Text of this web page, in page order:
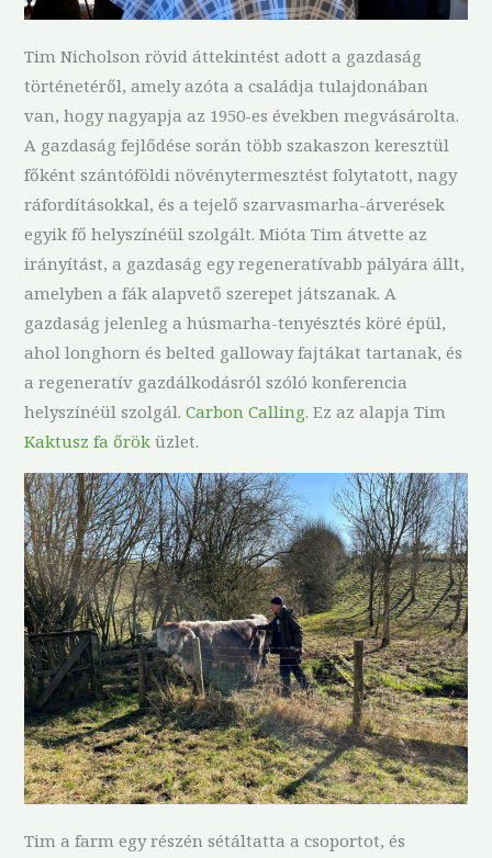
Tim Nicholson rövid áttekintést adott a gazdaság
történetéről, amely azóta a családja tulajdonában
van, hogy nagyapja az 1950-es években megvásárolta.
A gazdaság fejlődése során több szakaszon keresztül
főként szántóföldi növénytermesztést folytatott, nagy
ráfordításokkal, és a tejelő szarvasmarha-árverések
egyik fő helyszínéül szolgált. Mióta Tim átvette az
irányítást, a gazdaság egy regeneratívabb pályára állt,
amelyben a fák alapvető szerepet játszanak. A
gazdaság jelenleg a húsmarha-tenyésztés köré épül,
ahol longhorn és belted galloway fajtákat tartanak, és
a regeneratív gazdálkodásról szóló konferencia
helyszínéül szolgál.Carbon Calling. Ez az alapja Tim
Kaktusz fa őrök üzlet.
Tim a farm egy részén sétáltatta a csoportot, és